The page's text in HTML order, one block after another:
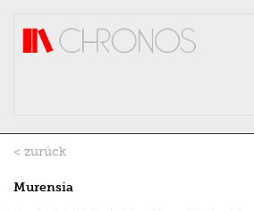
< zurück
Murensia